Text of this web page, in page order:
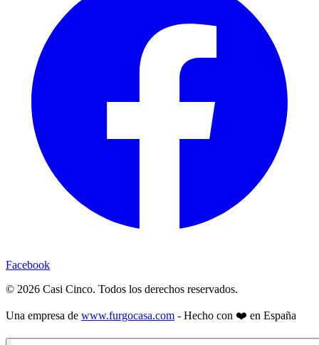
Facebook
© 2026 Casi Cinco. Todos los derechos reservados.
Una empresa de www.furgocasa.com - Hecho con ❤️ en España